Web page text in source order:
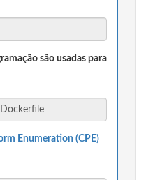
são usadas para
Enumeration (CPE)